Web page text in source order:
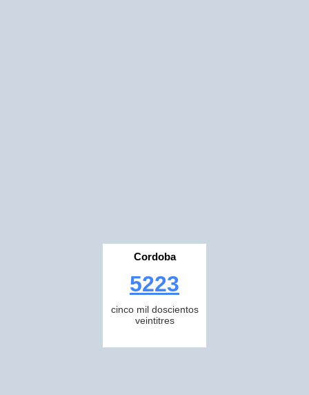
Cordoba
5223
cinco mil doscientos
veintitres